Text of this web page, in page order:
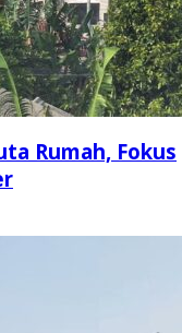
Rumah, Fokus